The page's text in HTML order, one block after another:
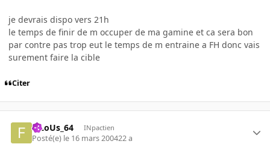
je devrais dispo vers 21h
le temps de finir de m occuper de ma gamine et ca sera bon
par contre pas trop eut le temps de m entraine a FH donc vais
surement faire la cible
Citer
FiLoUs_64 INpactien
Posté(e) le 16 mars 200422 a